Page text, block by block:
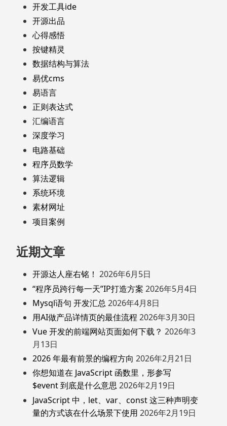
开发工具ide
开源出品
心得感悟
按键精灵
数据结构与算法
易优cms
易语言
正则表达式
汇编语言
深度学习
电路基础
程序员数学
算法逻辑
系统环境
素材网址
项目案例
近期文章
开源达人座右铭！ 2026年6月5日
“程序员跨行每一天”IP打造方案 2026年5月4日
Mysql语句 开发汇总 2026年4月8日
用AI做产品详情页的最佳流程 2026年3月30日
Vue 开发的前端网站页面如何下载？ 2026年3
月13日
2026 年最有前景的编程方向 2026年2月21日
你想知道在 JavaScript 函数里，形参写
$event 到底是什么意思2026年2月19日
JavaScript 中，let、var、const 这三种声明变
量的方式该在什么场景下使用 2026年2月19日